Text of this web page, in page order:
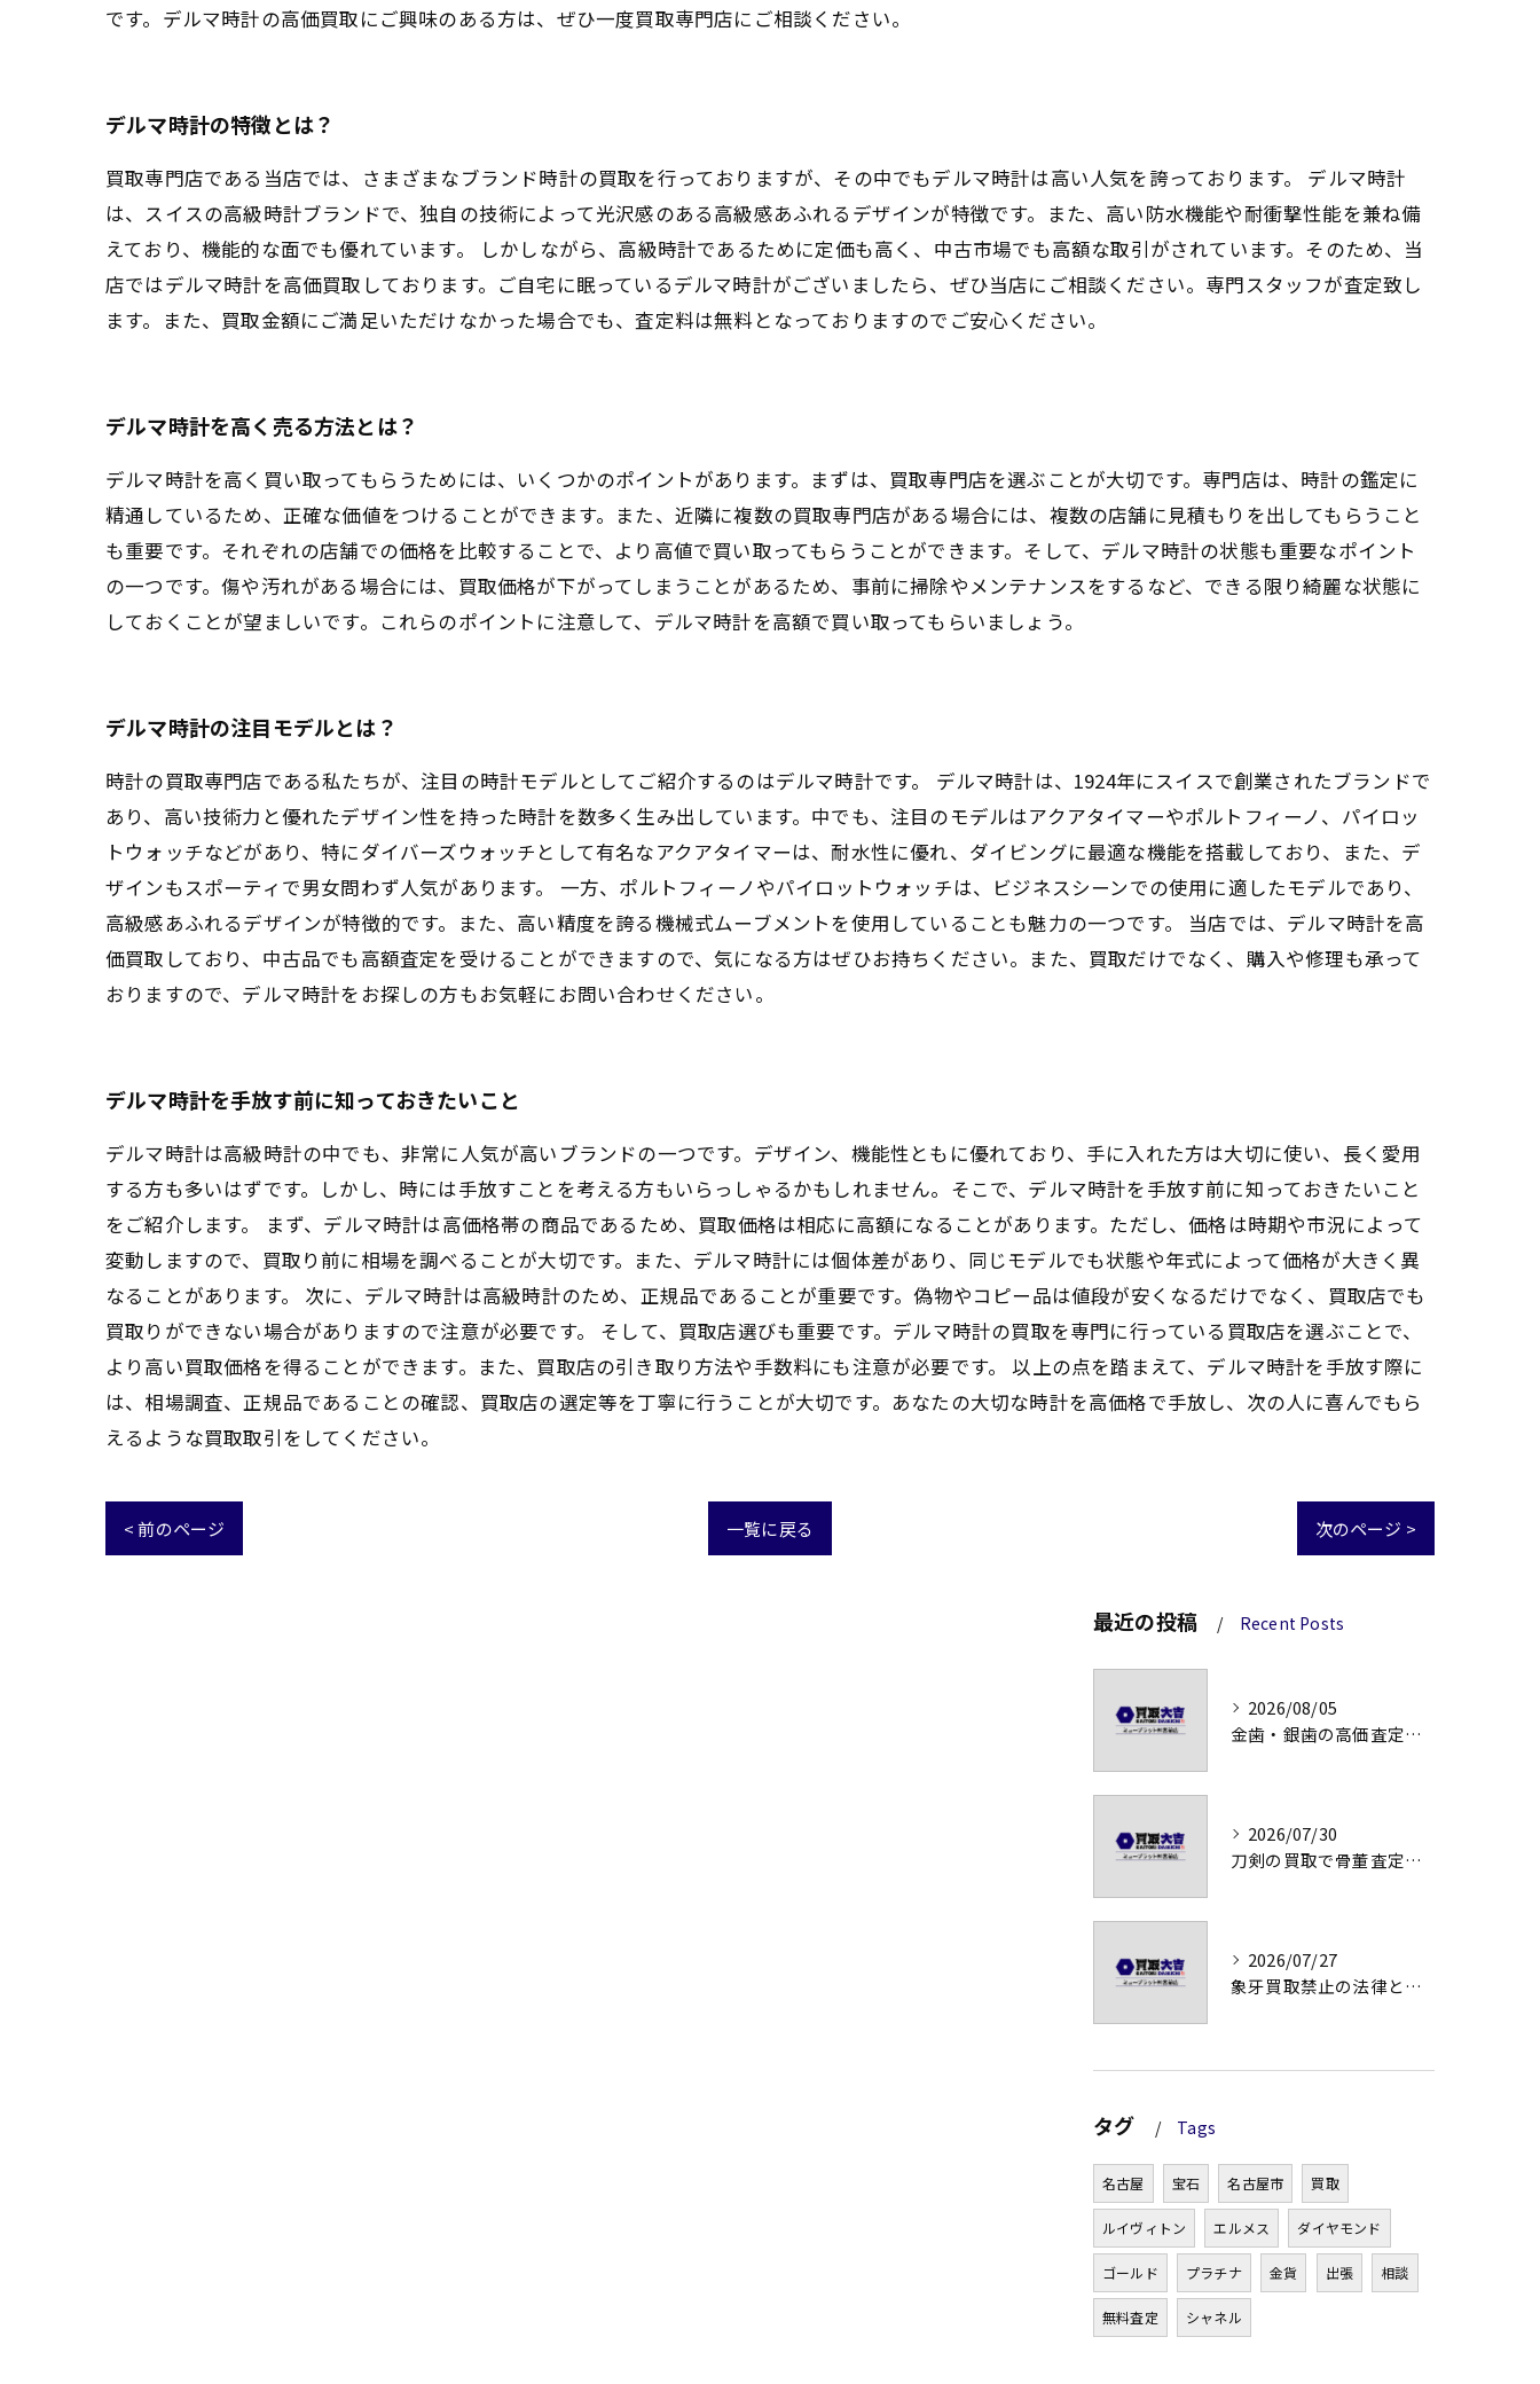
です。デルマ時計の高価買取にご興味のある方は、ぜひ一度買取専門店にご相談ください。
デルマ時計の特徴とは？
買取専門店である当店では、さまざまなブランド時計の買取を行っておりますが、その中でもデルマ時計は高い人気を誇っております。 デルマ時計
は、スイスの高級時計ブランドで、独自の技術によって光沢感のある高級感あふれるデザインが特徴です。また、高い防水機能や耐衝撃性能を兼ね備
えており、機能的な面でも優れています。 しかしながら、高級時計であるために定価も高く、中古市場でも高額な取引がされています。そのため、当
店ではデルマ時計を高価買取しております。ご自宅に眠っているデルマ時計がございましたら、ぜひ当店にご相談ください。専門スタッフが査定致し
ます。また、買取金額にご満足いただけなかった場合でも、査定料は無料となっておりますのでご安心ください。
デルマ時計を高く売る方法とは？
デルマ時計を高く買い取ってもらうためには、いくつかのポイントがあります。まずは、買取専門店を選ぶことが大切です。専門店は、時計の鑑定に
精通しているため、正確な価値をつけることができます。また、近隣に複数の買取専門店がある場合には、複数の店舗に見積もりを出してもらうこと
も重要です。それぞれの店舗での価格を比較することで、より高値で買い取ってもらうことができます。そして、デルマ時計の状態も重要なポイント
の一つです。傷や汚れがある場合には、買取価格が下がってしまうことがあるため、事前に掃除やメンテナンスをするなど、できる限り綺麗な状態に
しておくことが望ましいです。これらのポイントに注意して、デルマ時計を高額で買い取ってもらいましょう。
デルマ時計の注目モデルとは？
時計の買取専門店である私たちが、注目の時計モデルとしてご紹介するのはデルマ時計です。 デルマ時計は、1924年にスイスで創業されたブランドで
あり、高い技術力と優れたデザイン性を持った時計を数多く生み出しています。中でも、注目のモデルはアクアタイマーやポルトフィーノ、パイロッ
トウォッチなどがあり、特にダイバーズウォッチとして有名なアクアタイマーは、耐水性に優れ、ダイビングに最適な機能を搭載しており、また、デ
ザインもスポーティで男女問わず人気があります。 一方、ポルトフィーノやパイロットウォッチは、ビジネスシーンでの使用に適したモデルであり、
高級感あふれるデザインが特徴的です。また、高い精度を誇る機械式ムーブメントを使用していることも魅力の一つです。 当店では、デルマ時計を高
価買取しており、中古品でも高額査定を受けることができますので、気になる方はぜひお持ちください。また、買取だけでなく、購入や修理も承って
おりますので、デルマ時計をお探しの方もお気軽にお問い合わせください。
デルマ時計を手放す前に知っておきたいこと
デルマ時計は高級時計の中でも、非常に人気が高いブランドの一つです。デザイン、機能性ともに優れており、手に入れた方は大切に使い、長く愛用
する方も多いはずです。しかし、時には手放すことを考える方もいらっしゃるかもしれません。そこで、デルマ時計を手放す前に知っておきたいこと
をご紹介します。 まず、デルマ時計は高価格帯の商品であるため、買取価格は相応に高額になることがあります。ただし、価格は時期や市況によって
変動しますので、買取り前に相場を調べることが大切です。また、デルマ時計には個体差があり、同じモデルでも状態や年式によって価格が大きく異
なることがあります。 次に、デルマ時計は高級時計のため、正規品であることが重要です。偽物やコピー品は値段が安くなるだけでなく、買取店でも
買取りができない場合がありますので注意が必要です。 そして、買取店選びも重要です。デルマ時計の買取を専門に行っている買取店を選ぶことで、
より高い買取価格を得ることができます。また、買取店の引き取り方法や手数料にも注意が必要です。 以上の点を踏まえて、デルマ時計を手放す際に
は、相場調査、正規品であることの確認、買取店の選定等を丁寧に行うことが大切です。あなたの大切な時計を高価格で手放し、次の人に喜んでもら
えるような買取取引をしてください。
< 前のページ 一覧に戻る 次のページ >
最近の投稿 Recent Posts
2026/08/05
金歯・銀歯の高価査定法徹底解説
2026/07/30
刀剣の買取で骨董査定の注意点
2026/07/27
象牙買取禁止の法律と背景解説
タグ Tags
名古屋 宝石 名古屋市 買取
ルイヴィトン エルメス ダイヤモンド
ゴールド プラチナ 金貨 出張 相談
無料査定 シャネル